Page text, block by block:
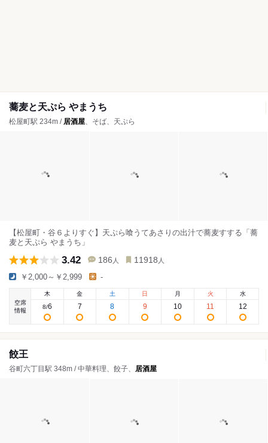
蕎麦と天ぷら やまうち
松屋町駅 234m / 居酒屋、そば、天ぷら
【松屋町・谷６よりすぐ】天ぷら喰うてあさりの出汁で蕎麦すする「蕎
麦と天ぷら やまうち」
3.42 186 人 11918 人
￥2,000～￥2,999 -
空席
情報
木
8/6
金
7
土
8
日
9
月
10
火
11
水
12
餃王
谷町六丁目駅 348m / 中華料理、餃子、 居酒屋